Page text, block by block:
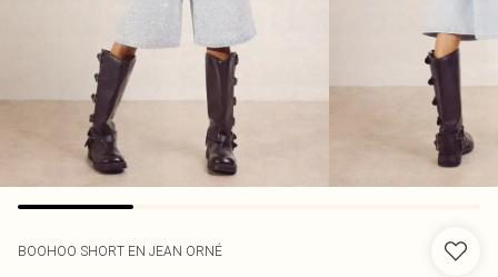
BOOHOO SHORT EN JEAN ORNÉ